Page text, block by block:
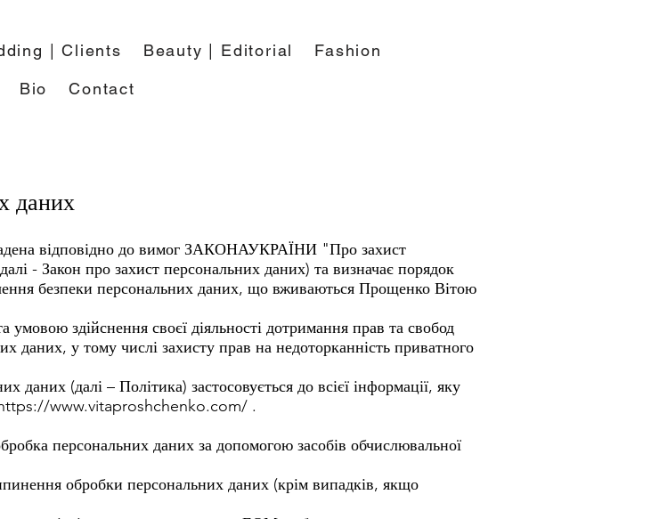
| Clients Beauty | Editorial Fashion
Bio Contact
даних
відповідно до вимог ЗАКОНАУКРАЇНИ "Про захист
- Закон про захист персональних даних) та визначає порядок
безпеки персональних даних, що вживаються Прощенко Вітою
здійснення своєї діяльності дотримання прав та свобод
даних, у тому числі захисту прав на недоторканність приватного
(далі – Політика) застосовується до всієї інформації, яку
www.vitaproshchenko.com/ .
персональних даних за допомогою засобів обчислювальної
обробки персональних даних (крім випадків, якщо